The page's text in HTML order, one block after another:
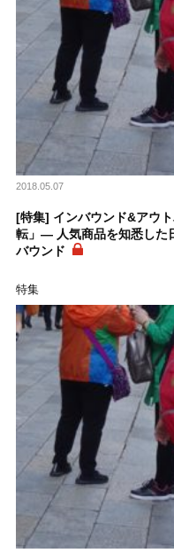
2018.05.07
[特集] インバウンド&アウ
転」― 人気商品を知悉した
バウンド
特集